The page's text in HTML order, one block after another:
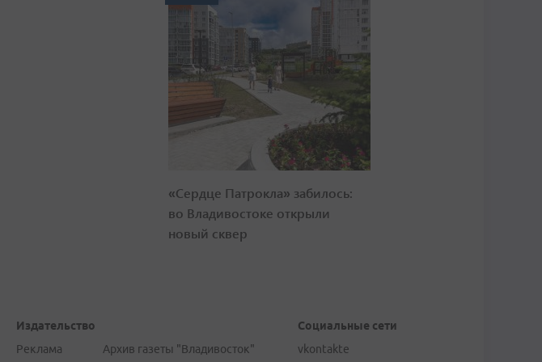
«Сердце Патрокла» забилось:
во Владивостоке открыли
новый сквер
Издательство
Реклама
Архив газеты "Владивосток"
Социальные сети
vkontakte